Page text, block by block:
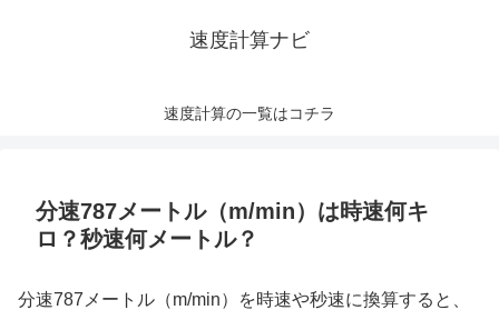
速度計算ナビ
速度計算の一覧はコチラ
分速787メートル（m/min）は時速何キ
ロ？秒速何メートル？
分速787メートル（m/min）を時速や秒速に換算すると、